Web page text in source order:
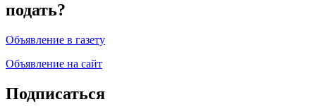
подать?
Объявление в газету
Объявление на сайт
Подписаться